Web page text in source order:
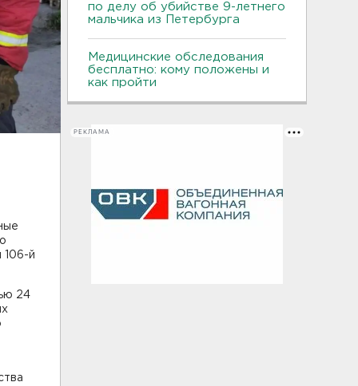
106-й
24
по делу об убийстве 9-летнего
мальчика из Петербурга
Медицинские обследования
бесплатно: кому положены и
как пройти
РЕКЛАМА